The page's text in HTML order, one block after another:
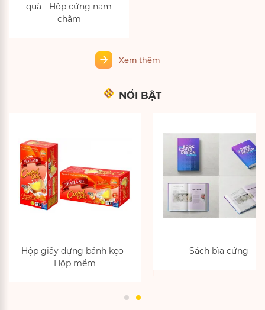
quà - Hộp cứng nam
châm
NỔI BẬT
Hộp giấy đựng bánh kẹo -
Hộp mềm
Sách bìa cứng